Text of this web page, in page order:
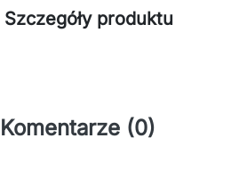
Szczegóły produktu
Komentarze (0)